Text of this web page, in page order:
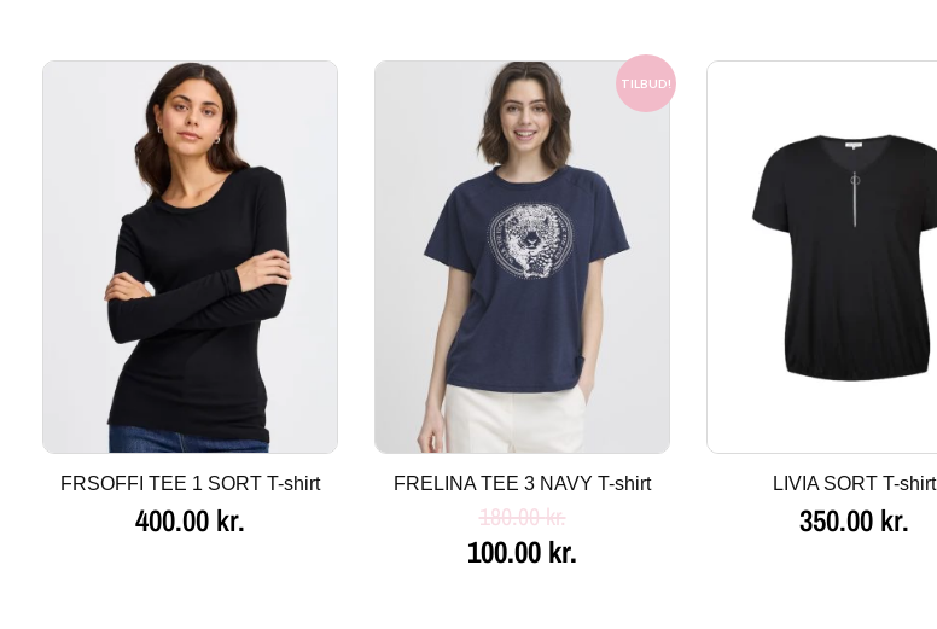
FRSOFFI TEE 1 SORT T-shirt
400.00 kr.
TILBUD!
FRELINA TEE 3 NAVY T-shirt
180.00kr.
Den
oprindelige
pris
var:
180.00 kr..
100.00 kr.
Den
aktuelle
er:
100.00 kr..
LIVIA SORT T-shirt
350.00 kr.